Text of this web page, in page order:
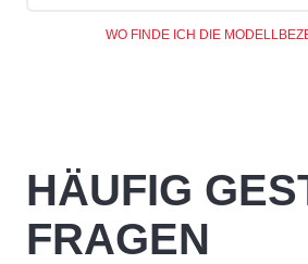
WO FINDE ICH DIE
HÄUFIG
FRAGEN